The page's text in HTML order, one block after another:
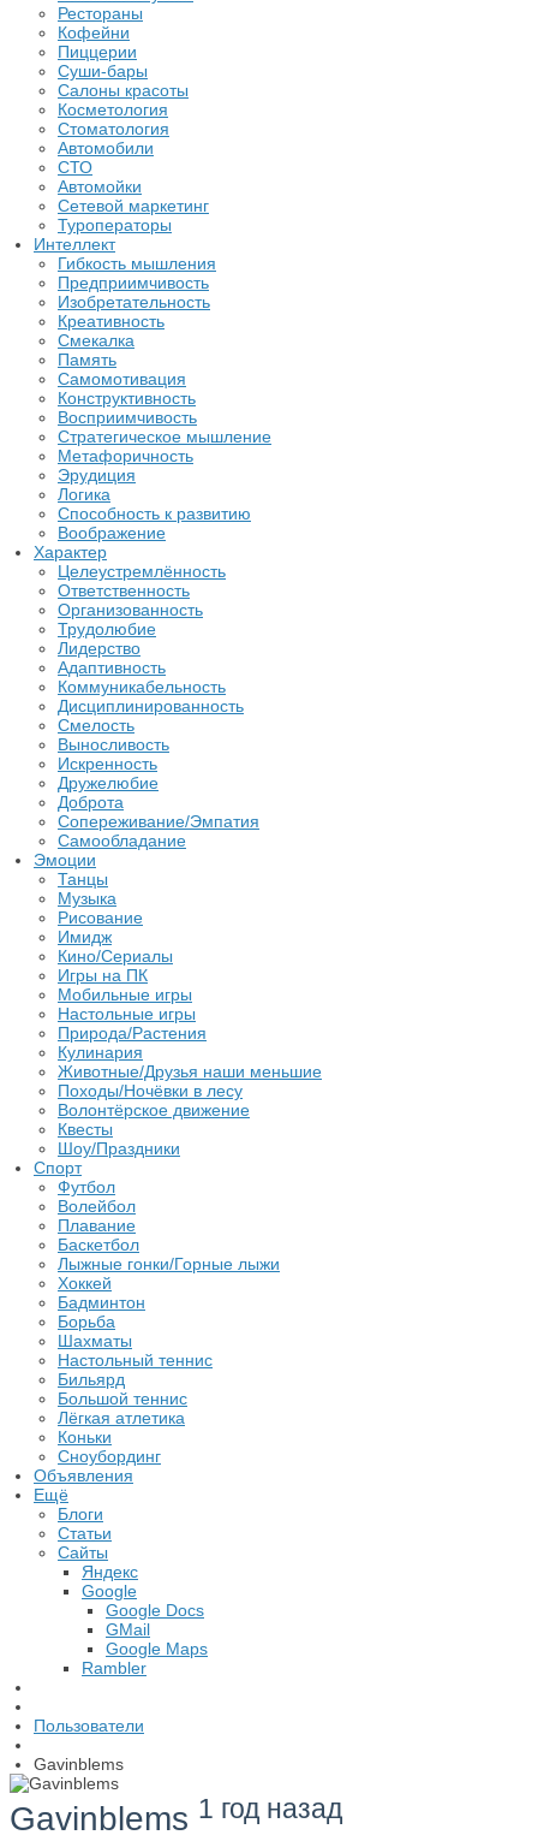
Рестораны
Кофейни
Пиццерии
Суши-бары
Салоны красоты
Косметология
Стоматология
Автомобили
СТО
Автомойки
Сетевой маркетинг
Туроператоры
Интеллект
Гибкость мышления
Предприимчивость
Изобретательность
Креативность
Смекалка
Память
Самомотивация
Конструктивность
Восприимчивость
Стратегическое мышление
Метафоричность
Эрудиция
Логика
Способность к развитию
Воображение
Характер
Целеустремлённость
Ответственность
Организованность
Трудолюбие
Лидерство
Адаптивность
Коммуникабельность
Дисциплинированность
Смелость
Выносливость
Искренность
Дружелюбие
Доброта
Сопереживание/Эмпатия
Самообладание
Эмоции
Танцы
Музыка
Рисование
Имидж
Кино/Сериалы
Игры на ПК
Мобильные игры
Настольные игры
Природа/Растения
Кулинария
Животные/Друзья наши меньшие
Походы/Ночёвки в лесу
Волонтёрское движение
Квесты
Шоу/Праздники
Спорт
Футбол
Волейбол
Плавание
Баскетбол
Лыжные гонки/Горные лыжи
Хоккей
Бадминтон
Борьба
Шахматы
Настольный теннис
Бильярд
Большой теннис
Лёгкая атлетика
Коньки
Сноубординг
Объявления
Ещё
Блоги
Статьи
Сайты
Яндекс
Google
Google Docs
GMail
Google Maps
Rambler
Пользователи
Gavinblems
Gavinblems 1 год назад